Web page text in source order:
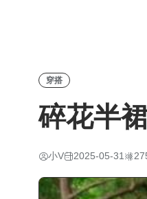
穿搭
碎花半
小V 2025-05-31